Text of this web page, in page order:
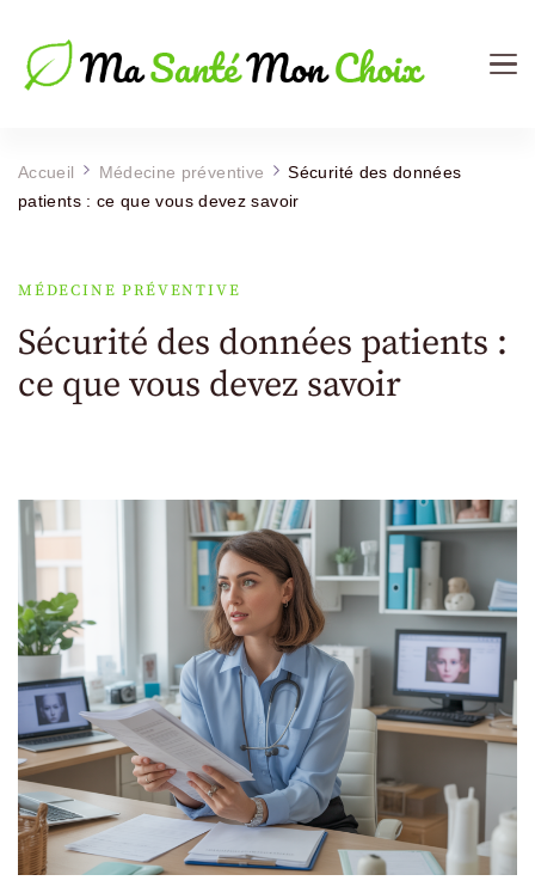
Accueil Médecine préventive
Sécurité des données
patients : ce que vous devez savoir
MÉDECINE PRÉVENTIVE
Sécurité des données patients :
ce que vous devez savoir